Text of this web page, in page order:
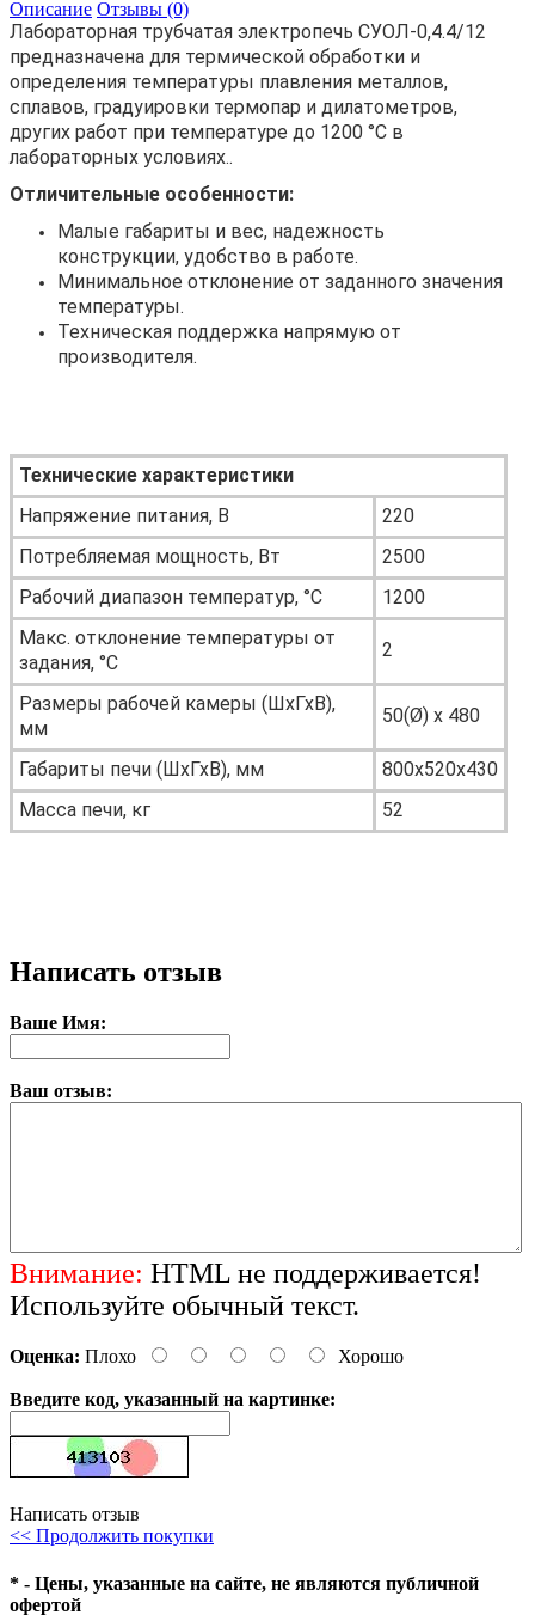
Описание Отзывы (0)
Лабораторная трубчатая электропечь СУОЛ-0,4.4/12
предназначена для термической обработки и
определения температуры плавления металлов,
сплавов, градуировки термопар и дилатометров,
других работ при температуре до 1200 °С в
лабораторных условиях..
Отличительные особенности:
Малые габариты и вес, надежность
конструкции, удобство в работе.
Минимальное отклонение от заданного значения
температуры.
Техническая поддержка напрямую от
производителя.
Технические характеристики
Напряжение питания, В
220
Потребляемая мощность, Вт
2500
Рабочий диапазон температур, °С
1200
Макс. отклонение температуры от
задания, °С
2
Размеры рабочей камеры (ШхГхВ),
мм
50(Ø) x 480
Габариты печи (ШхГхВ), мм
800x520x430
Масса печи, кг
52
Написать отзыв
Ваше Имя:
Ваш отзыв:
Внимание: HTML не поддерживается!
Используйте обычный текст.
Оценка: Плохо Хорошо
Введите код, указанный на картинке:
Написать отзыв
<< Продолжить покупки
* - Цены, указанные на сайте, не являются публичной
офертой